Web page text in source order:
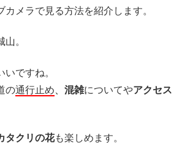
カメラで見る方法を紹介します。
。
ですね。
の通行止め 混雑についてやアクセス
タクリの花も楽しめます。